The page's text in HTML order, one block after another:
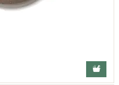
Ajouter